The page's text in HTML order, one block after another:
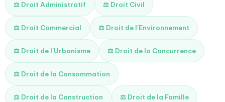
⚖️ Droit Administratif ⚖️ Droit Civil
⚖️ Droit Commercial ⚖️ Droit de l'Environnement
⚖️ Droit de l'Urbanisme ⚖️ Droit de la Concurrence
⚖️ Droit de la Consommation
⚖️ Droit de la Construction ⚖️ Droit de la Famille